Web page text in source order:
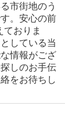
市街地のう
。安心の前
ておりま
している当
情報がござ
しのお手伝
をお待ちし